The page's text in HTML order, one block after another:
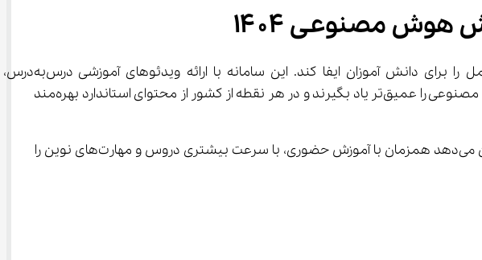
می‌تواند در کنار طرح ایران دیجیتال و آموزش هوش مصنوعی ۱۴۰۴ نقش مکمل را برای دانش‌ آموزان ایفا کند. این سامانه با ارائه ویدئوهای آموزشی درس‌به‌درس،
نمونه‌سؤال‌های هدفمند و تمرین‌های متنوع، به دانش‌آموزان کمک می‌کند تا مهارت‌های دیجیتال و هوش مصنوعی را عمیق‌تر یاد بگیرند و در هر نقطه از کشور از محتوای استاندارد بهره‌مند
آی نو مسیر یادگیری دانش‌آموزانی را که در طرح‌های ملی مشارکت می‌کنند هموارتر می‌کند و به آن‌ها امکان می‌دهد همزمان با آموزش حضوری، با سرعت بیشتری دروس و مهارت‌های نوین را